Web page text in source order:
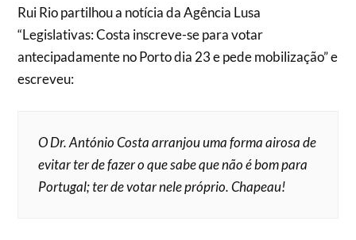
Rui Rio partilhou a notícia da Agência Lusa
“Legislativas: Costa inscreve-se para votar
antecipadamente no Porto dia 23 e pede mobilização” e
escreveu:
O Dr. António Costa arranjou uma forma airosa de
evitar ter de fazer o que sabe que não é bom para
Portugal; ter de votar nele próprio. Chapeau!